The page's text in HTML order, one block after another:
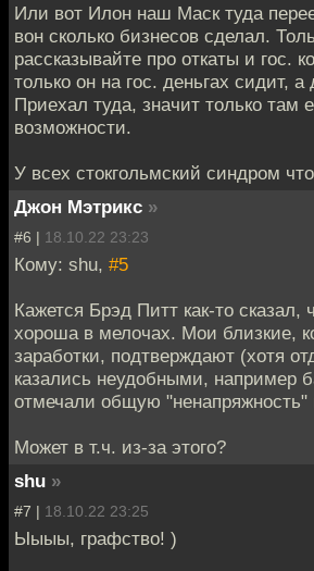
Или вот Илон наш Маск туда
вон сколько бизнесов сделал.
рассказывайте про откаты и гос.
только он на гос. деньгах сидит, а
Приехал туда, значит только там
возможности.
У всех стокгольмский синдром
Джон Мэтрикс »
#6 | 18.10.22 23:23
Кому: shu, #5
Кажется Брэд Питт как-то сказал,
хороша в мелочах. Мои близкие,
заработки, подтверждают (хотя
казались неудобными, например
отмечали общую "ненапряжность"
Может в т.ч. из-за этого?
shu »
#7 | 18.10.22 23:25
Ыыыы, графство! )